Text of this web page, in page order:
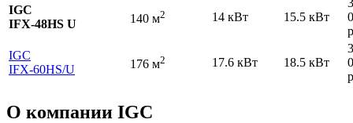
IGC
IFХ-48HS U
140 м2 14 кВт 15.5 кВт
IGC
IFХ-60HS/U 176 м2 17.6 кВт 18.5 кВт
О компании IGC